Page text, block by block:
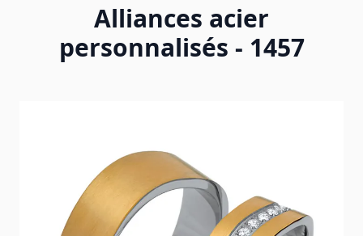
Alliances acier
personnalisés - 1457